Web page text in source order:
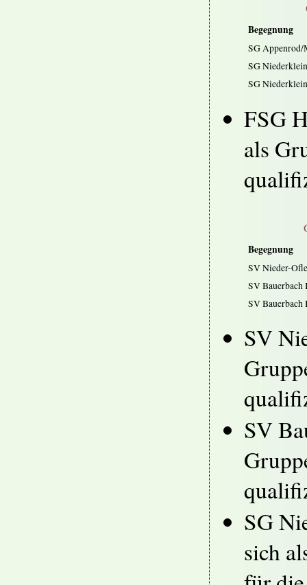
Begegnung
SG Appenrod/
SG
SG
FSG
als
Begegnung
SV Nieder-
SV Bauerbach
SV
SV
SV
SG
sich